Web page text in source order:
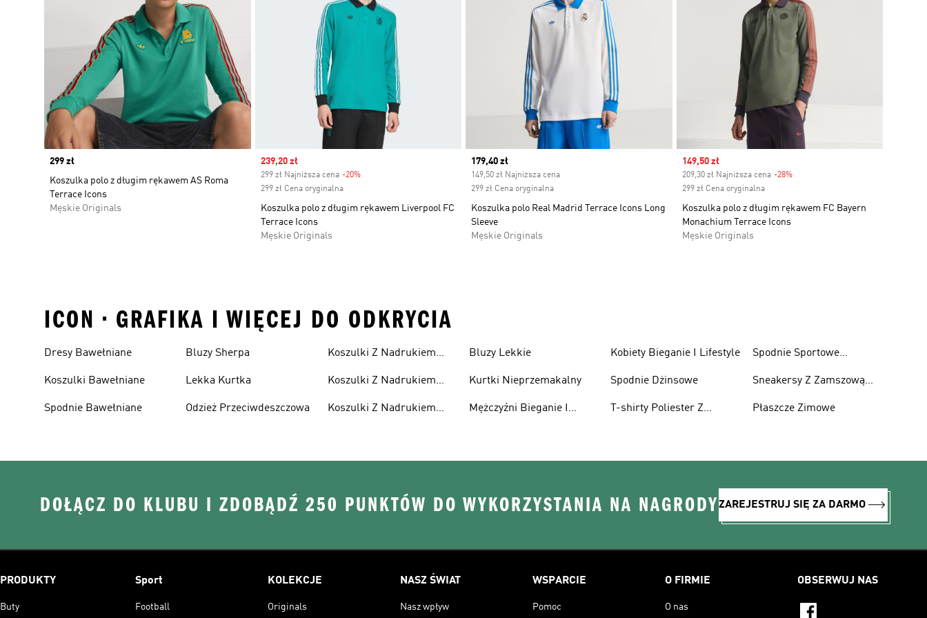
Price
299 zł
Koszulka polo z długim rękawem AS Roma
Terrace Icons
Męskie Originals
Sale price
239,20 zł
299 zł Najniższa cena -20%Discount
299 zł Cena oryginalna
Koszulka polo z długim rękawem Liverpool FC
Terrace Icons
Męskie Originals
Current price
179,40 zł
149,50 zł Najniższa cena
299 zł Cena oryginalna
Koszulka polo Real Madrid Terrace Icons Long
Sleeve
Męskie Originals
Sale price
149,50 zł
209,30 zł Najniższa cena -28%Discount
299 zł Cena oryginalna
Koszulka polo z długim rękawem FC Bayern
Monachium Terrace Icons
Męskie Originals
ICON • GRAFIKA I WIĘCEJ DO ODKRYCIA
Dresy Bawełniane
Koszulki Bawełniane
Spodnie Bawełniane
Bluzy Sherpa
Lekka Kurtka
Odzież Przeciwdeszczowa
Koszulki Z Nadrukiem
Koszulki Z Nadrukiem
Koszulki Z Nadrukiem
Bluzy Lekkie
Kurtki Nieprzemakalny
Mężczyźni Bieganie I
Kobiety Bieganie I Lifestyle
Spodnie Dżinsowe
T-shirty Poliester Z
Spodnie Sportowe
Sneakersy Z Zamszową
Płaszcze Zimowe
DOŁĄCZ DO KLUBU I ZDOBĄDŹ 250 PUNKTÓW DO WYKORZYSTANIA NA NAGRODYZAREJESTRUJ SIĘ ZA DARMO
PRODUKTY
Buty
Sport
Football
KOLEKCJE
Originals
NASZ ŚWIAT
Nasz wpływ
WSPARCIE
Pomoc
O FIRMIE
O nas
OBSERWUJ NAS